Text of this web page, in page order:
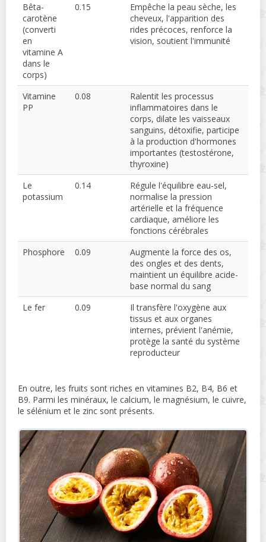
Bêta-
carotène
(converti
en
vitamine A
dans le
corps)
0.15
Empêche la peau sèche, les
cheveux, l'apparition des
rides précoces, renforce la
vision, soutient l'immunité
Vitamine
PP
0.08
Ralentit les processus
inflammatoires dans le
corps, dilate les vaisseaux
sanguins, détoxifie, participe
à la production d'hormones
importantes (testostérone,
thyroxine)
Le
potassium
0.14
Régule l'équilibre eau-sel,
normalise la pression
artérielle et la fréquence
cardiaque, améliore les
fonctions cérébrales
Phosphore
0.09
Augmente la force des os,
des ongles et des dents,
maintient un équilibre acide-
base normal du sang
Le fer
0.09
Il transfère l'oxygène aux
tissus et aux organes
internes, prévient l'anémie,
protège la santé du système
reproducteur
En outre, les fruits sont riches en vitamines B2, B4, B6 et
B9. Parmi les minéraux, le calcium, le magnésium, le cuivre,
le sélénium et le zinc sont présents.